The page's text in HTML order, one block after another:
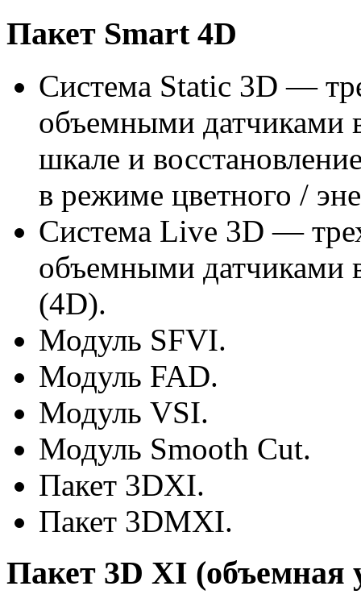
Пакет Smart 4D
Система Static 3D —
объемными датчиками
шкале и
в режиме цветного /
Система Live 3D —
объемными датчиками
(4D).
Модуль SFVI.
Модуль FAD.
Модуль VSI.
Модуль Smooth Cut.
Пакет 3DXI.
Пакет 3DMXI.
Пакет 3D XI (объемная